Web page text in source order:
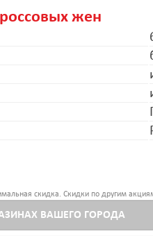
жен
скидка. Скидки по другим
ВАШЕГО ГОРОДА